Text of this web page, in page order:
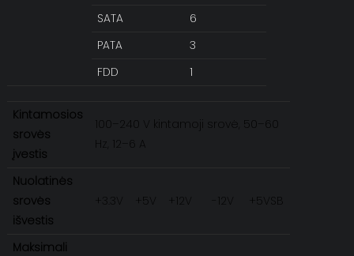
SATA
6
PATA
3
FDD
1
Kintamosios
srovės
įvestis
100–240 V kintamoji srovė, 50–60
Hz, 12–6 A
Nuolatinės
srovės
išvestis
+3.3V +5V +12V -12V +5VSB
Maksimali